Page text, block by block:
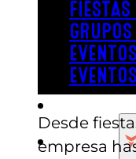
PRECIOS
Reserva
nuestra
ayudamos
Desde
empresa